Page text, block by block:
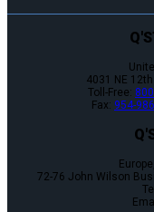
4031 NE
Toll-Free:
Fax: 954-
72-76 John Wilson